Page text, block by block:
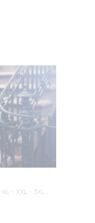
- XXL - 3XL…